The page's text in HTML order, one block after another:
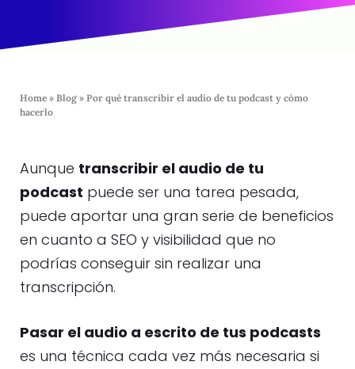
Home » Blog » Por qué transcribir el audio de tu podcast y cómo
hacerlo
Aunque transcribir el audio de tu
podcast puede ser una tarea pesada,
puede aportar una gran serie de beneficios
en cuanto a SEO y visibilidad que no
podrías conseguir sin realizar una
transcripción.
Pasar el audio a escrito de tus podcasts
es una técnica cada vez más necesaria si